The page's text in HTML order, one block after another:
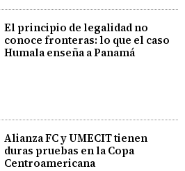
El principio de legalidad no
conoce fronteras: lo que el caso
Humala enseña a Panamá
Alianza FC y UMECIT tienen
duras pruebas en la Copa
Centroamericana